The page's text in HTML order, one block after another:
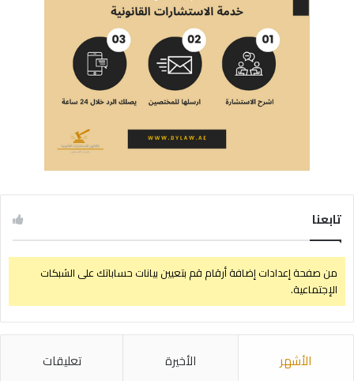
تابعنا
من صفحة إعدادات إضافة أرقام قم بتعيين بيانات حساباتك على الشبكات
الإجتماعية.
الأشهر الأخيرة تعليقات